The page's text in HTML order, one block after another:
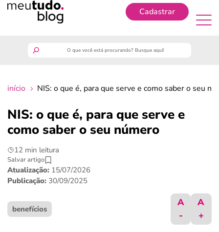
Cadastrar
finanças
benefícios
crédito fácil
últimas notícias
início NIS: o que é, para que serve e como saber o seu
NIS: o que é, para que serve e
como saber o seu número
12 min leitura
Salvar artigo
Atualização: 15/07/2026
Publicação: 30/09/2025
benefícios
A
-
A
+